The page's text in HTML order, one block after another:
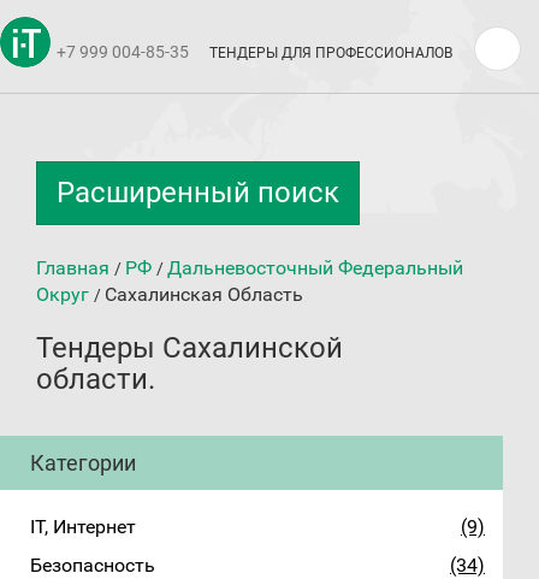
+7 999 004-85-35 ТЕНДЕРЫ ДЛЯ ПРОФЕССИОНАЛОВ
Расширенный поиск
Главная / РФ /Дальневосточный Федеральный
Округ / Сахалинская Область
Тендеры Сахалинской
области.
Категории
IT, Интернет
(9)
Безопасность
(34)